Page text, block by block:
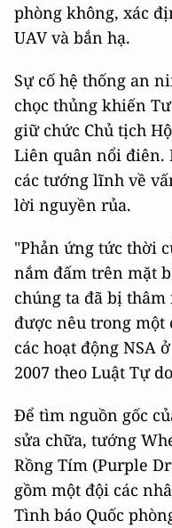
phòng không, xác
UAV và bắn hạ.
Sự cố hệ thống an
chọc thủng khiến
giữ chức Chủ tịch
Liên quân nổi điên.
các tướng lĩnh về
lời nguyền rủa.
"Phản ứng tức thời
nắm đấm trên mặt
chúng ta đã bị
được nêu trong một
các hoạt động NSA
2007 theo Luật Tự
Để tìm nguồn gốc
sửa chữa, tướng
Rồng Tím (Purple
gồm một đội các
Tình báo Quốc